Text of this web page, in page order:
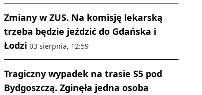
Zmiany w ZUS. Na komisję lekarską
trzeba będzie jeździć do Gdańska i
Łodzi 03 sierpnia, 12:59
Tragiczny wypadek na trasie S5 pod
Bydgoszczą. Zginęła jedna osoba